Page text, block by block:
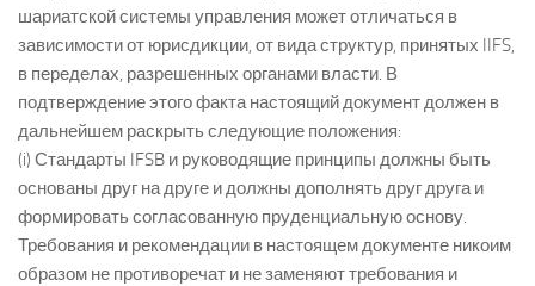
шариатской системы управления может отличаться в
зависимости от юрисдикции, от вида структур, принятых IIFS,
в переделах, разрешенных органами власти. В
подтверждение этого факта настоящий документ должен в
дальнейшем раскрыть следующие положения:
(i) Стандарты IFSB и руководящие принципы должны быть
основаны друг на друге и должны дополнять друг друга и
формировать согласованную пруденциальную основу.
Требования и рекомендации в настоящем документе никоим
образом не противоречат и не заменяют требования и